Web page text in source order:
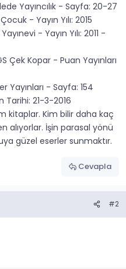
Yayıncılık - Sayfa: 20-27
- Yayın Yılı: 2015
- Yayın Yılı: 2011 -
Çek Kopar - Puan Yayınları
Yayınları - Sayfa: 154
Tarihi: 21-3-2016
kitaplar. Kim bilir daha kaç
alıyorlar. İşin parasal yönü
güzel eserler sunmaktır.
Cevapla
#2